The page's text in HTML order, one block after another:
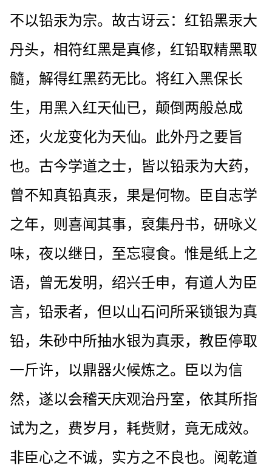
不以铅汞为宗。故古讶云：红铅黑汞大
丹头，相符红黑是真修，红铅取精黑取
髓，解得红黑药无比。将红入黑保长
生，用黑入红天仙已，颠倒两般总成
还，火龙变化为天仙。此外丹之要旨
也。古今学道之士，皆以铅汞为大药，
曾不知真铅真汞，果是何物。臣自志学
之年，则喜闻其事，裒集丹书，研咏义
味，夜以继日，至忘寝食。惟是纸上之
语，曾无发明，绍兴壬申，有道人为臣
言，铅汞者，但以山石问所采锁银为真
铅，朱砂中所抽水银为真汞，教臣停取
一斤许，以鼎器火候炼之。臣以为信
然，遂以会稽天庆观治丹室，依其所指
试为之，费岁月，耗赀财，竟无成效。
非臣心之不诚，实方之不良也。阅乾道